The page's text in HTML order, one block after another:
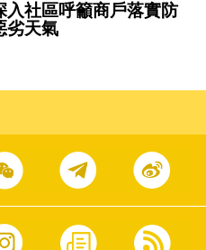
社區呼籲商戶落實防
劣天氣